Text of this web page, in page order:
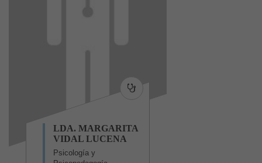
LDA. MARGARITA
VIDAL LUCENA
Psicología y